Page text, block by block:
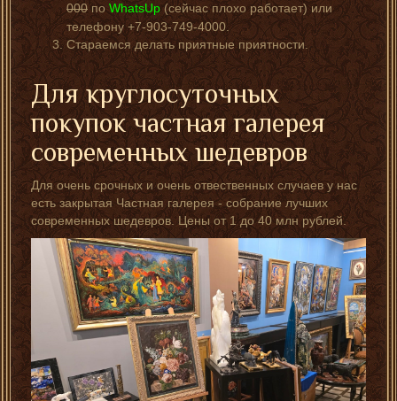
000поWhatsUp (сейчас плохо работает) или
телефону +7-903-749-4000.
Стараемся делать приятные приятности.
Для круглосуточных
покупок частная галерея
современных шедевров
Для очень срочных и очень отвественных случаев у нас
есть закрытая Частная галерея - собрание лучших
современных шедевров. Цены от 1 до 40 млн рублей.